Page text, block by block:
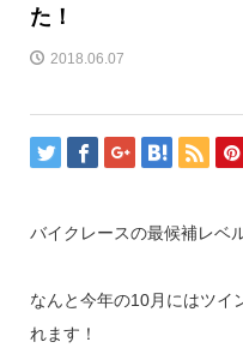
た！
2018.06.07
バイクレースの最候補レベ
なんと今年の10月にはツイ
れます！